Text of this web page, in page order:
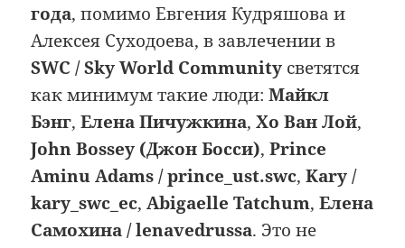
года, помимо Евгения Кудряшова и
Алексея Суходоева, в завлечении в
SWC / Sky World Community светятся
как минимум такие люди:Майкл
Бэнг,Елена Пичужкина,Хо Ван Лой,
John Bossey (Джон Босси),Prince
Aminu Adams / prince_ust.swc,Kary /
kary_swc_ec,Abigaelle Tatchum,Елена
Самохина / lenavedrussa. Это не